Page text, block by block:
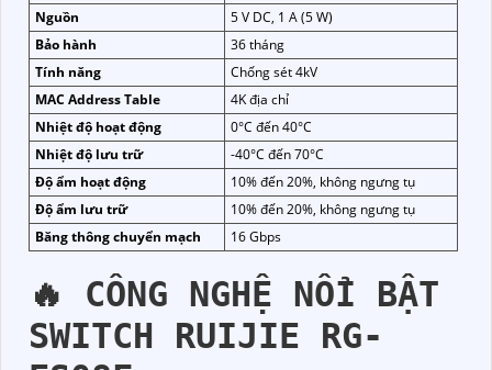
Nguồn
5 V DC, 1 A (5 W)
Bảo hành
36 tháng
Tính năng
Chống sét 4kV
MAC Address Table
4K địa chỉ
Nhiệt độ hoạt động
0°C đến 40°C
Nhiệt độ lưu trữ
-40°C đến 70°C
Độ ẩm hoạt động
10% đến 20%, không ngưng tụ
Độ ẩm lưu trữ
10% đến 20%, không ngưng tụ
Băng thông chuyển mạch
16 Gbps
🔥 CÔNG NGHỆ NỔI BẬT
SWITCH RUIJIE RG-